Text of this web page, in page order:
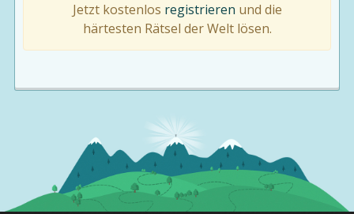
Jetzt kostenlos registrieren und die
härtesten Rätsel der Welt lösen.